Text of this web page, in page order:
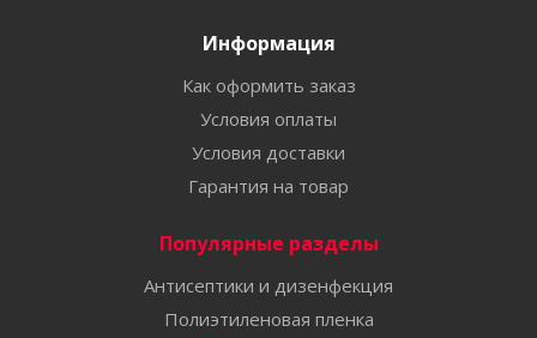
Информация
Как оформить заказ
Условия оплаты
Условия доставки
Гарантия на товар
Популярные разделы
Антисептики и дизенфекция
Полиэтиленовая пленка